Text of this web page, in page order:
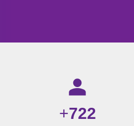
de marketing digital: mais
+722